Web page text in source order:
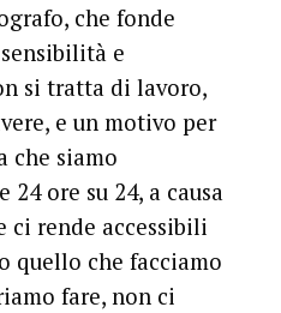
che fonde
e
si tratta di lavoro,
e un motivo per
che siamo
24 ore su 24, a causa
ci rende accessibili
quello che facciamo
fare, non ci